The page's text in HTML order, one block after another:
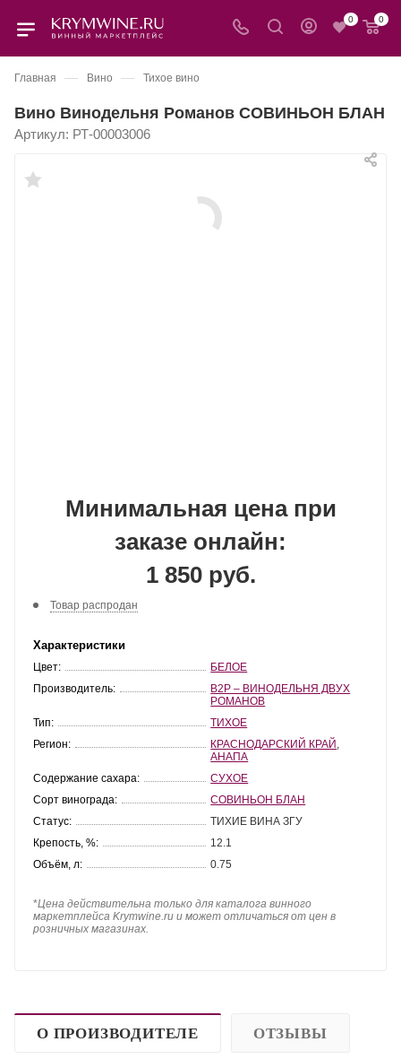
0 0
Главная — Вино — Тихое вино
Вино Винодельня Романов СОВИНЬОН БЛАН
Артикул: РТ-00003006
Минимальная цена при
заказе онлайн:
1 850 руб.
Товар распродан
Характеристики
Цвет:
БЕЛОЕ
Производитель:
В2Р – ВИНОДЕЛЬНЯ ДВУХ
РОМАНОВ
Тип:
ТИХОЕ
Регион:
КРАСНОДАРСКИЙ КРАЙ
АНАПА
Содержание сахара:
СУХОЕ
Сорт винограда:
СОВИНЬОН БЛАН
Статус:
ТИХИЕ ВИНА ЗГУ
Крепость, %:
12.1
Объём, л:
0.75
*Цена действительна только для каталога винного
маркетплейса Krymwine.ru и может отличаться от цен в
розничных магазинах.
О ПРОИЗВОДИТЕЛЕ ОТЗЫВЫ